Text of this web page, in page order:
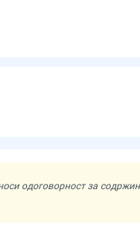
одоговорност за